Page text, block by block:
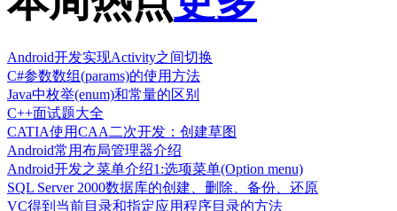
Android开发实现Activity之间切换
C#参数数组(params)的使用方法
Java中枚举(enum)和常量的区别
C++面试题大全
CATIA使用CAA二次开发：创建草图
Android常用布局管理器介绍
Android开发之菜单介绍1:选项菜单(Option menu)
SQL Server 2000数据库的创建、删除、备份、还原
VC得到当前目录和指定应用程序目录的方法